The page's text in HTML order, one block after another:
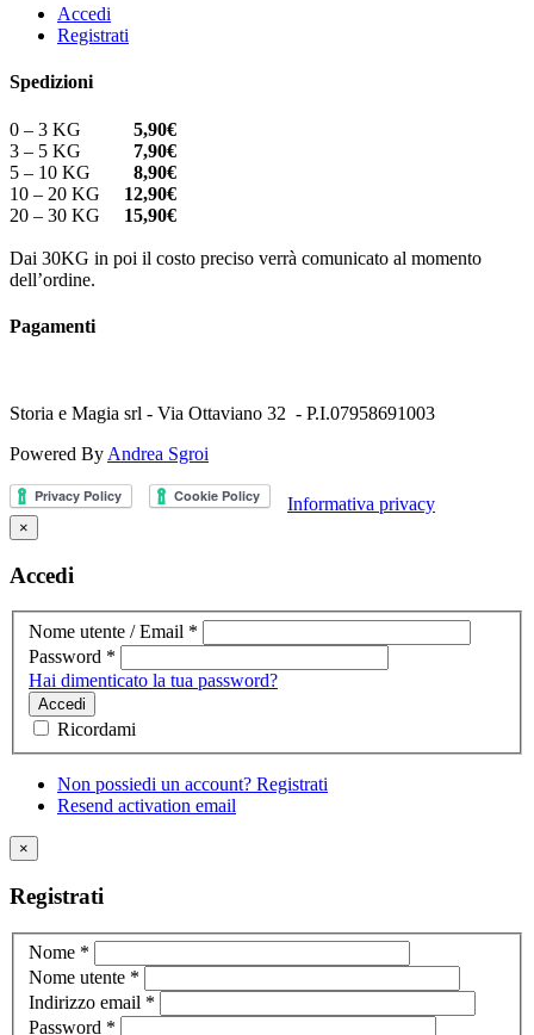
Accedi
Registrati
Spedizioni
0 – 3 KG 5,90€
3 – 5 KG 7,90€
5 – 10 KG 8,90€
10 – 20 KG 12,90€
20 – 30 KG 15,90€
Dai 30KG in poi il costo preciso verrà comunicato al momento
dell’ordine.
Pagamenti
Storia e Magia srl - Via Ottaviano 32 - P.I.07958691003
Powered By Andrea Sgroi
Informativa privacy
×
Accedi
Nome utente / Email *
Password *
Hai dimenticato la tua password?
Accedi
Ricordami
Non possiedi un account? Registrati
Resend activation email
×
Registrati
Nome *
Nome utente *
Indirizzo email *
Password *